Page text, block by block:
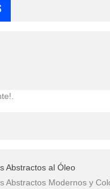
Abstractos al Óleo
Abstractos Modernos y